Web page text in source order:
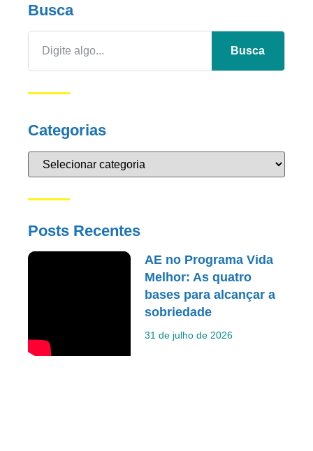
Busca
Busca
Categorias
Posts Recentes
AE no Programa Vida
Melhor: As quatro
bases para alcançar a
sobriedade
31 de julho de 2026